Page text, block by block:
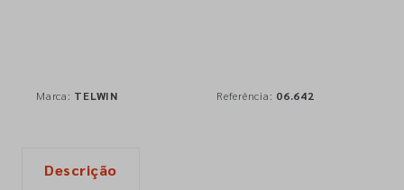
Marca: TELWIN Referência: 06.642
Descrição